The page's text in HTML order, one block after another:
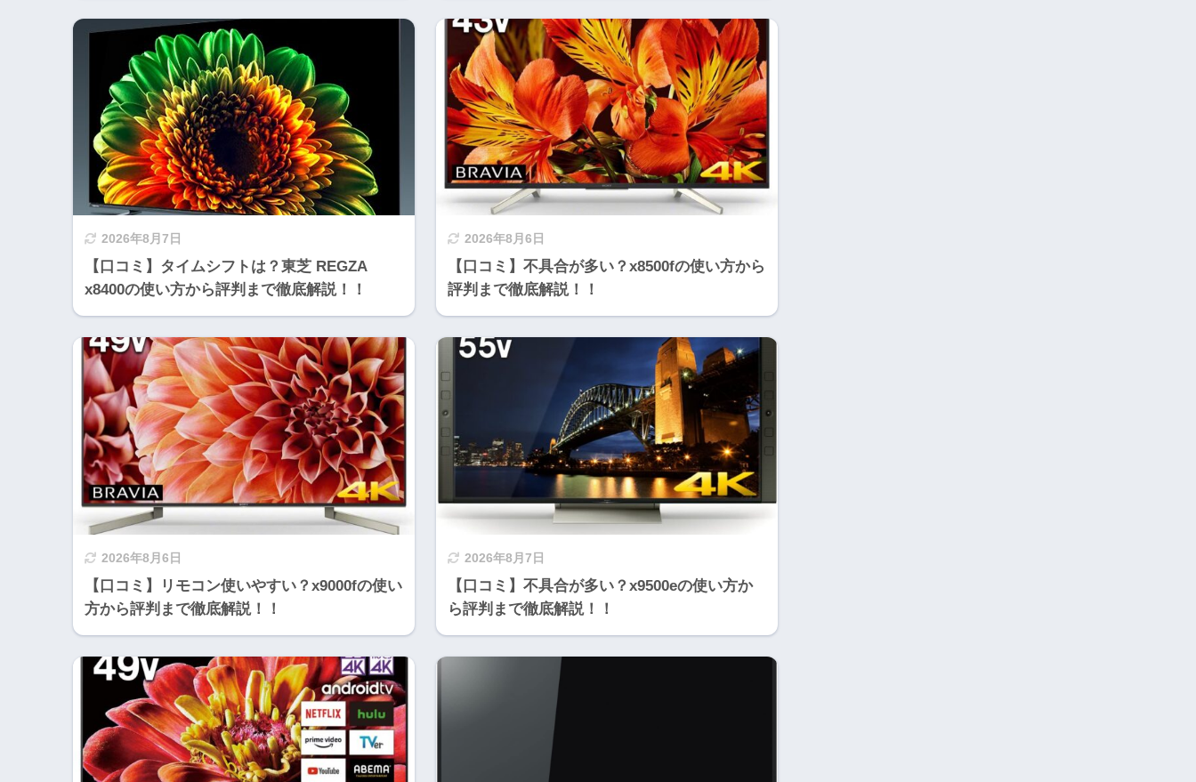
2026年8月7日
【口コミ】タイムシフトは？東芝 REGZA
x8400の使い方から評判まで徹底解説！！
2026年8月6日
【口コミ】不具合が多い？x8500fの使い方から
評判まで徹底解説！！
2026年8月6日
【口コミ】リモコン使いやすい？x9000fの使い
方から評判まで徹底解説！！
2026年8月7日
【口コミ】不具合が多い？x9500eの使い方か
ら評判まで徹底解説！！